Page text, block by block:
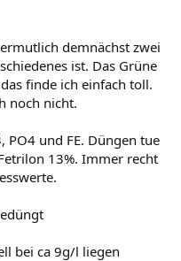
demnächst zwei
ist. Das Grüne
finde ich einfach toll.
noch nicht.
PO4 und FE. Düngen tue
13%. Immer recht
bei ca 9g/l liegen